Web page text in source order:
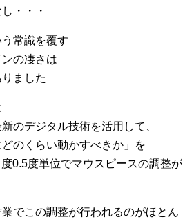
・・・
常識を覆す
の凄さは
ました
のデジタル技術を活用して、
どのくらい動かすべきか」を
0.5度単位でマウスピースの調整が
でこの調整が行われるのがほとん